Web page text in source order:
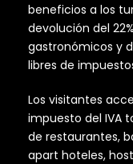
beneficios a los
devolución del
gastronómicos y
libres de
Los visitantes
impuesto del IVA
de restaurantes,
apart hoteles,